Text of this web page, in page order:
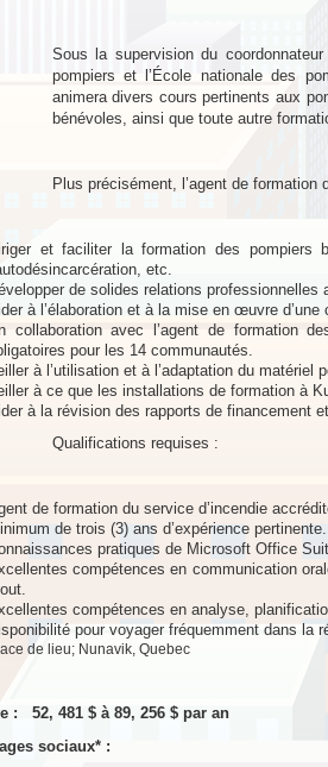
Sous la supervision du
pompiers et l’École nationale des
animera divers cours pertinents aux
bénévoles, ainsi que toute autre
Plus précisément, l’agent de
et faciliter la formation des pompiers
etc.
de solides relations
à l’élaboration et à la mise en œuvre
collaboration avec l’agent de formation
pour les 14 communautés.
à l’utilisation et à l’adaptation du matériel
à ce que les installations de formation à
à la révision des rapports de financement
Qualifications requises :
de formation du service d’incendie
de trois (3) ans d’expérience pertinente.
pratiques de Microsoft Office
compétences en communication
compétences en analyse,
pour voyager fréquemment dans la
de lieu; Nunavik, Quebec
:
52, 481 $ à 89, 256 $ par an
sociaux* :